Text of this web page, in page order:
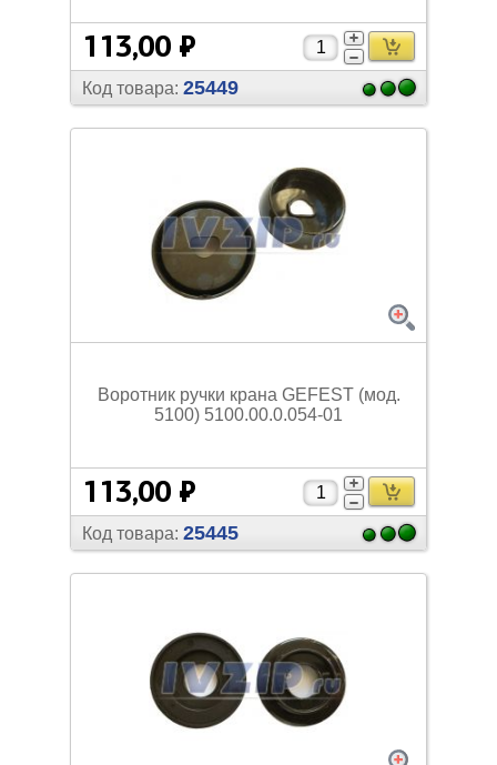
113,00 ₽
Код товара: 25449
Воротник ручки крана GEFEST (мод.
5100) 5100.00.0.054-01
113,00 ₽
Код товара: 25445